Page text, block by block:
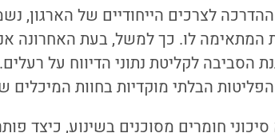
לצרכים הייחודיים של הארגון,
לו. כך למשל, בעת האחרונה
לקליטת נתוני הדיווח על
חומרים מסוכנים בשינוע, כיצד